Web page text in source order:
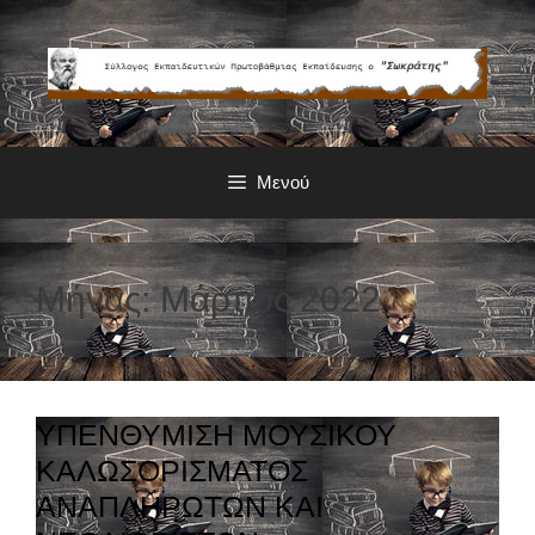
Μετάβαση
περιεχόμενο
Μενού
Μήνας: Μάρτιος 2022
ΥΠΕΝΘΥΜΙΣΗ ΜΟΥΣΙΚΟΥ
ΚΑΛΩΣΟΡΙΣΜΑΤΟΣ
ΑΝΑΠΛΗΡΩΤΩΝ ΚΑΙ